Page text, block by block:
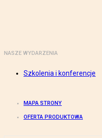
NASZE WYDARZENIA
Szkolenia i konferencje
MAPA STRONY
OFERTA PRODUKTOWA